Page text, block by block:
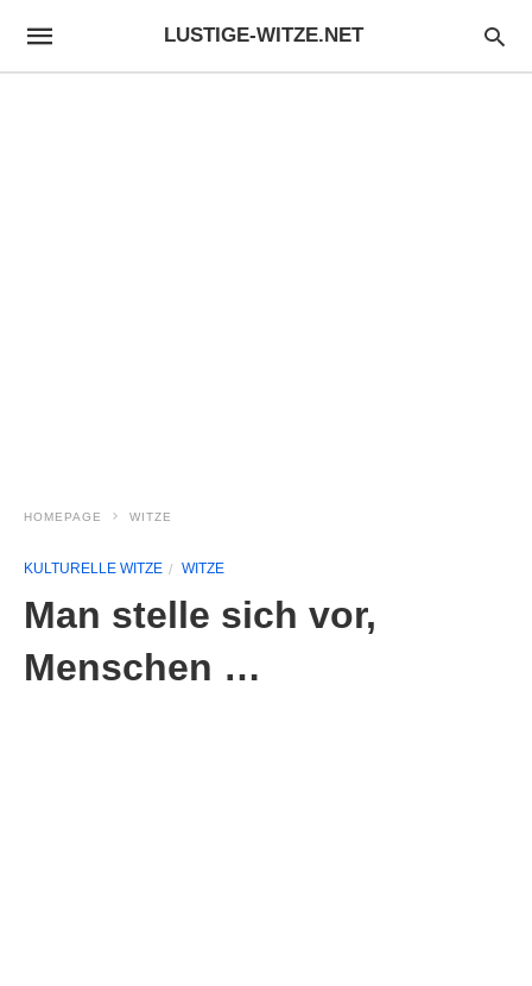
LUSTIGE-WITZE.NET
HOMEPAGE WITZE
KULTURELLE WITZE WITZE
Man stelle sich vor,
Menschen …